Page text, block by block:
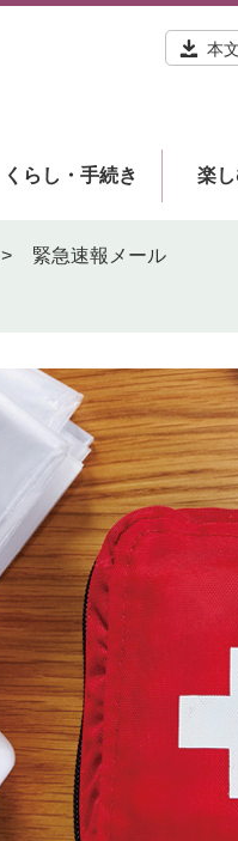
本
くらし・手続き 楽
> 緊急速報メール